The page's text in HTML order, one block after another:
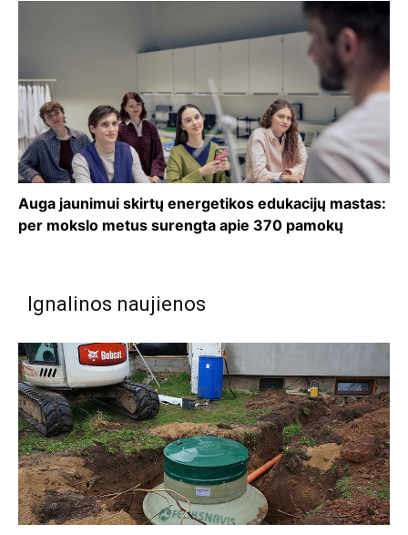
Auga jaunimui skirtų energetikos edukacijų mastas:
per mokslo metus surengta apie 370 pamokų
Ignalinos naujienos